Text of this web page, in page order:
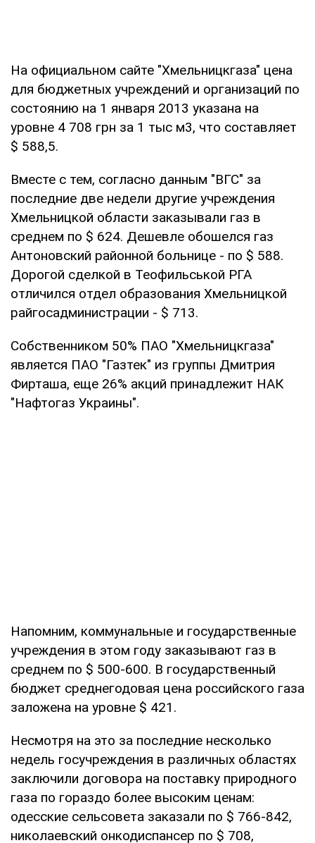
На официальном сайте "Хмельницкгаза" цена
для бюджетных учреждений и организаций по
состоянию на 1 января 2013 указана на
уровне 4 708 грн за 1 тыс м3, что составляет
$ 588,5.
Вместе с тем, согласно данным "ВГС" за
последние две недели другие учреждения
Хмельницкой области заказывали газ в
среднем по $ 624. Дешевле обошелся газ
Антоновский районной больнице - по $ 588.
Дорогой сделкой в Теофильськой РГА
отличился отдел образования Хмельницкой
райгосадминистрации - $ 713.
Собственником 50% ПАО "Хмельницкгаза"
является ПАО "Газтек" из группы Дмитрия
Фирташа, еще 26% акций принадлежит НАК
"Нафтогаз Украины".
Напомним, коммунальные и государственные
учреждения в этом году заказывают газ в
среднем по $ 500-600. В государственный
бюджет среднегодовая цена российского газа
заложена на уровне $ 421.
Несмотря на это за последние несколько
недель госучреждения в различных областях
заключили договора на поставку природного
газа по гораздо более высоким ценам:
одесские сельсовета заказали по $ 766-842,
николаевский онкодиспансер по $ 708,